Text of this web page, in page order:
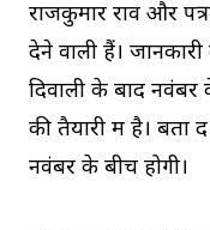
राजकुमार राव और
देने वाली हैं।
दिवाली के बाद
की तैयारी में है। बता
नवंबर के बीच होगी।